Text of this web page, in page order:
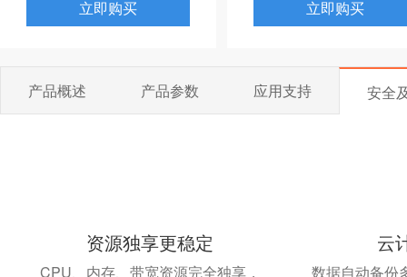
立即购买 立即购买
产品概述 产品参数 应用支持 安全
资源独享更稳定
CPU、内存、带宽资源完全独享，
云
数据自动备份